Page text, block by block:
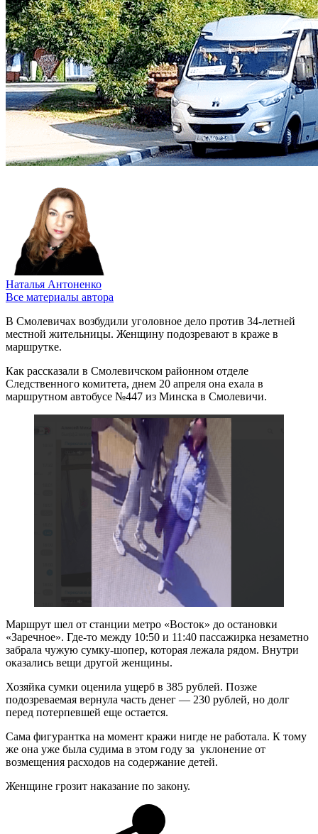
Наталья Антоненко
Все материалы автора
В Смолевичах возбудили уголовное дело против 34-летней
местной жительницы. Женщину подозревают в краже в
маршрутке.
Как рассказали в Смолевичском районном отделе
Следственного комитета, днем 20 апреля она ехала в
маршрутном автобусе №447 из Минска в Смолевичи.
Маршрут шел от станции метро «Восток» до остановки
«Заречное». Где-то между 10:50 и 11:40 пассажирка незаметно
забрала чужую сумку-шопер, которая лежала рядом. Внутри
оказались вещи другой женщины.
Хозяйка сумки оценила ущерб в 385 рублей. Позже
подозреваемая вернула часть денег — 230 рублей, но долг
перед потерпевшей еще остается.
Сама фигурантка на момент кражи нигде не работала. К тому
же она уже была судима в этом году за уклонение от
возмещения расходов на содержание детей.
Женщине грозит наказание по закону.